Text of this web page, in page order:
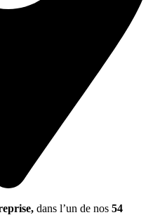
dans l’un de nos 54